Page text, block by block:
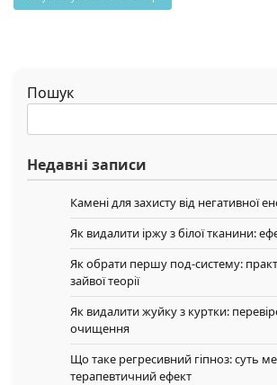
Пошук
Недавні записи
Камені для захисту від негативної
Як видалити іржу з білої тканини:
Як обрати першу под-систему:
зайвої теорії
Як видалити жуйку з куртки:
очищення
Що таке регресивний гіпноз: суть
терапевтичний ефект